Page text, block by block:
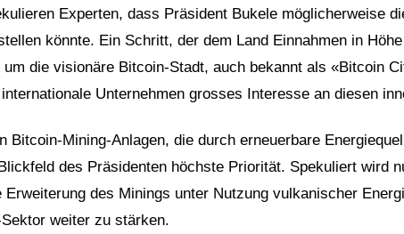
Experten, dass Präsident Bukele möglicherweise
könnte. Ein Schritt, der dem Land Einnahmen in
die visionäre Bitcoin-Stadt, auch bekannt als «Bitcoin
Unternehmen grosses Interesse an diesen
Bitcoin-Mining-Anlagen, die durch erneuerbare
des Präsidenten höchste Priorität. Spekuliert wird
des Minings unter Nutzung vulkanischer
weiter zu stärken.